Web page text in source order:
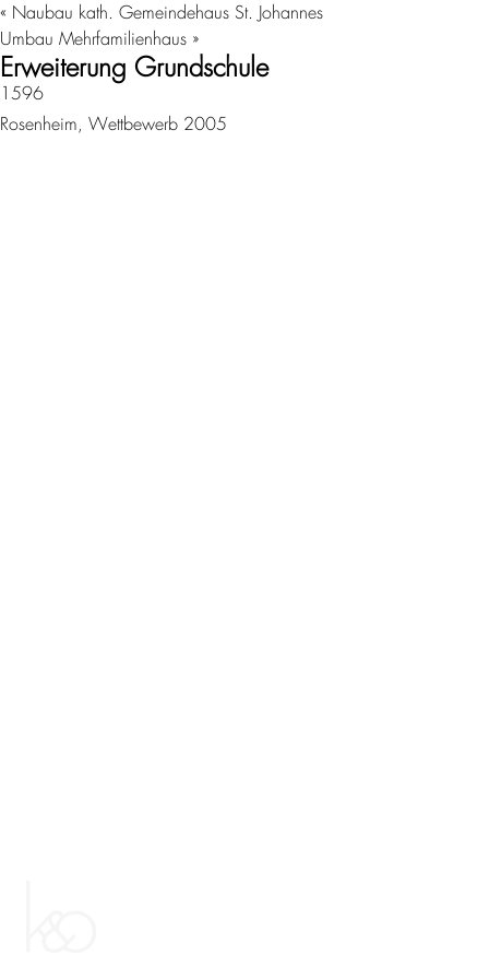
« Naubau kath. Gemeindehaus St. Johannes
Umbau Mehrfamilienhaus »
Erweiterung Grundschule
1596
Rosenheim, Wettbewerb 2005